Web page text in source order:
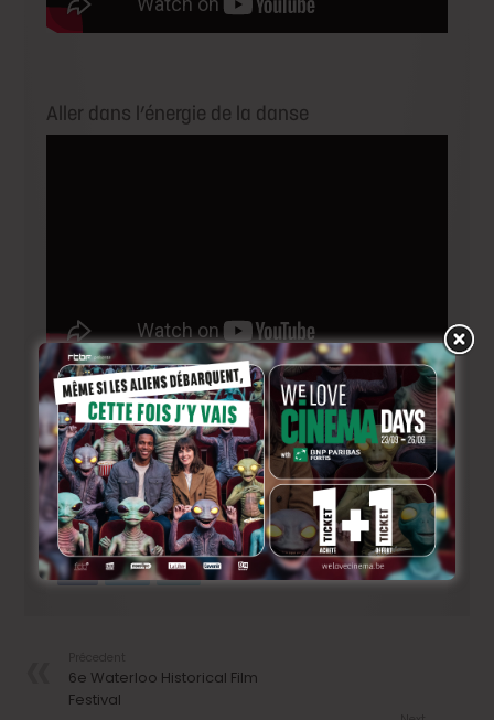
Aller dans l’énergie de la danse
6e Waterloo Historical Film
Festival